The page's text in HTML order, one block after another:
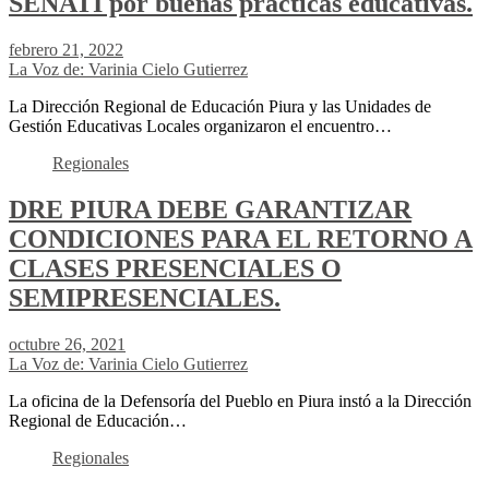
febrero 21, 2022
La Voz de: Varinia Cielo Gutierrez
La Dirección Regional de Educación Piura y las Unidades de
Gestión Educativas Locales organizaron el encuentro…
Regionales
DRE PIURA DEBE GARANTIZAR
CONDICIONES PARA EL RETORNO A
CLASES PRESENCIALES O
SEMIPRESENCIALES.
octubre 26, 2021
La Voz de: Varinia Cielo Gutierrez
La oficina de la Defensoría del Pueblo en Piura instó a la Dirección
Regional de Educación…
Regionales